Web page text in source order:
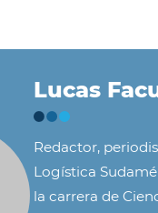
Lucas
Redactor,
Logística
la carrera de